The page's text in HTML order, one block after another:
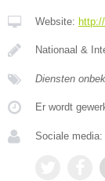
Website:
Nationaal &
Diensten
Er wordt
Sociale media: